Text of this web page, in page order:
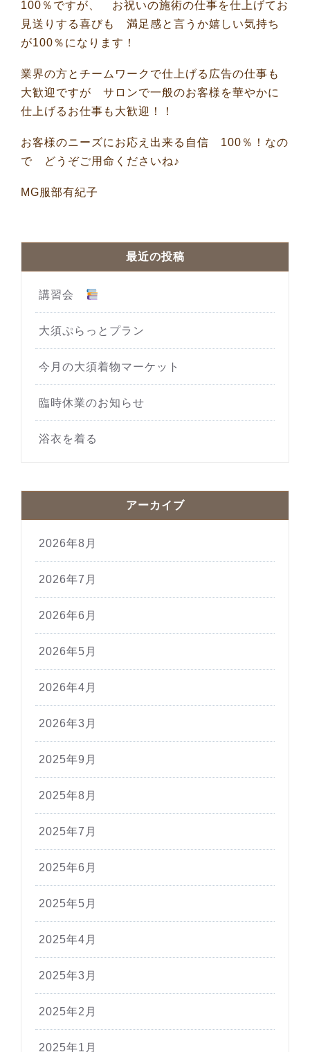
100％ですが、 お祝いの施術の仕事を仕上げてお
見送りする喜びも 満足感と言うか嬉しい気持ち
が100％になります！
業界の方とチームワークで仕上げる広告の仕事も
大歓迎ですが サロンで一般のお客様を華やかに
仕上げるお仕事も大歓迎！！
お客様のニーズにお応え出来る自信 100％！なの
で どうぞご用命くださいね♪
MG服部有紀子
最近の投稿
講習会
大須ぷらっとプラン
今月の大須着物マーケット
臨時休業のお知らせ
浴衣を着る
アーカイブ
2026年8月
2026年7月
2026年6月
2026年5月
2026年4月
2026年3月
2025年9月
2025年8月
2025年7月
2025年6月
2025年5月
2025年4月
2025年3月
2025年2月
2025年1月